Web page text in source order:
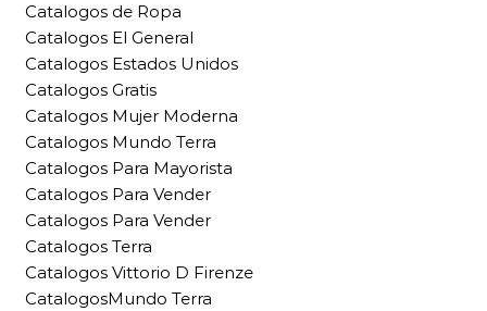
Catalogos de Ropa
Catalogos El General
Catalogos Estados Unidos
Catalogos Gratis
Catalogos Mujer Moderna
Catalogos Mundo Terra
Catalogos Para Mayorista
Catalogos Para Vender
Catalogos Para Vender
Catalogos Terra
Catalogos Vittorio D Firenze
CatalogosMundo Terra